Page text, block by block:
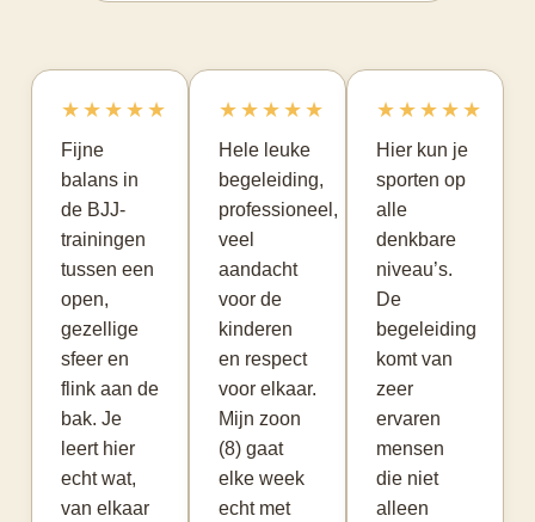
★★★★★
Fijne
balans in
de BJJ-
trainingen
tussen een
open,
gezellige
sfeer en
flink aan de
bak. Je
leert hier
echt wat,
van elkaar
★★★★★
Hele leuke
begeleiding,
professioneel,
veel
aandacht
voor de
kinderen
en respect
voor elkaar.
Mijn zoon
(8) gaat
elke week
echt met
★★★★★
Hier kun je
sporten op
alle
denkbare
niveau’s.
De
begeleiding
komt van
zeer
ervaren
mensen
die niet
alleen